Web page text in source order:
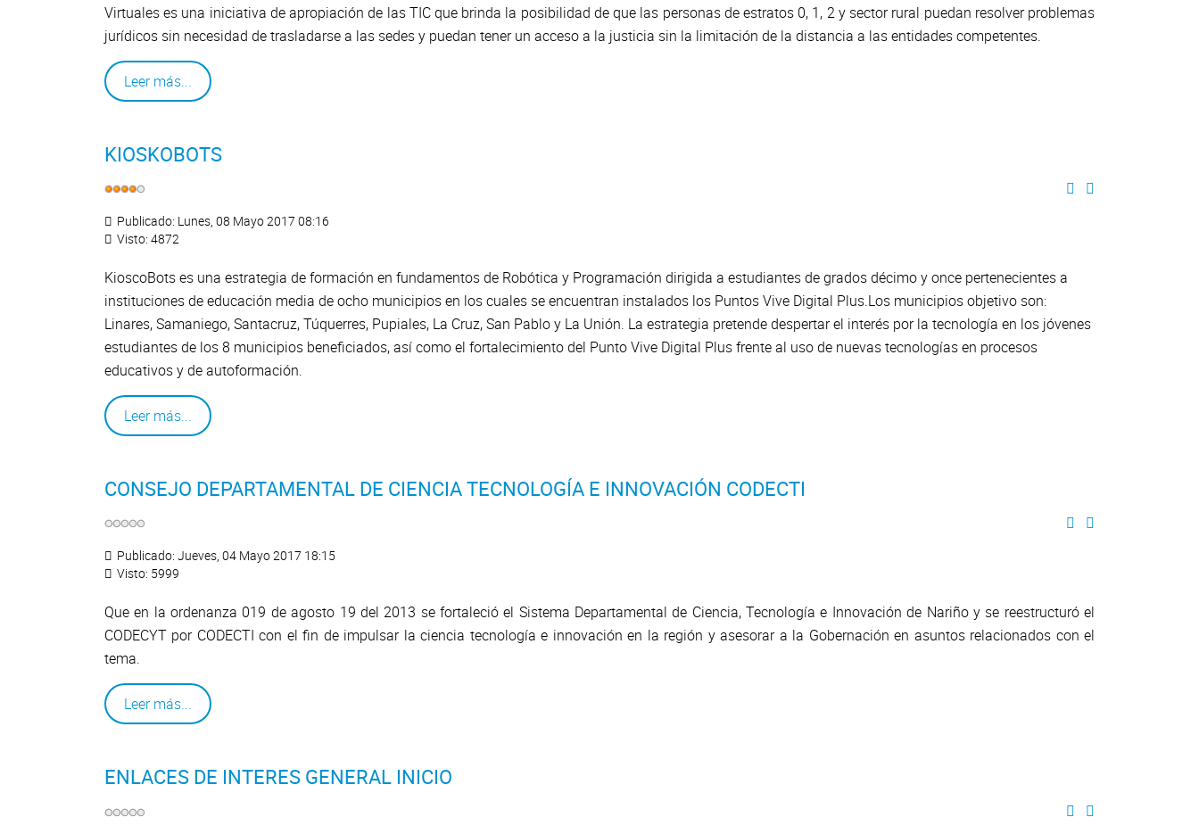
Virtuales es una iniciativa de apropiación de las TIC que brinda la posibilidad de que las personas de estratos 0, 1, 2 y sector rural puedan resolver problemas
jurídicos sin necesidad de trasladarse a las sedes y puedan tener un acceso a la justicia sin la limitación de la distancia a las entidades competentes.
Leer más...
KIOSKOBOTS
Publicado: Lunes, 08 Mayo 2017 08:16
Visto: 4872
KioscoBots es una estrategia de formación en fundamentos de Robótica y Programación dirigida a estudiantes de grados décimo y once pertenecientes a
instituciones de educación media de ocho municipios en los cuales se encuentran instalados los Puntos Vive Digital Plus.Los municipios objetivo son:
Linares, Samaniego, Santacruz, Túquerres, Pupiales, La Cruz, San Pablo y La Unión. La estrategia pretende despertar el interés por la tecnología en los jóvenes
estudiantes de los 8 municipios beneficiados, así como el fortalecimiento del Punto Vive Digital Plus frente al uso de nuevas tecnologías en procesos
educativos y de autoformación.
Leer más...
CONSEJO DEPARTAMENTAL DE CIENCIA TECNOLOGÍA E INNOVACIÓN CODECTI
Publicado: Jueves, 04 Mayo 2017 18:15
Visto: 5999
Que en la ordenanza 019 de agosto 19 del 2013 se fortaleció el Sistema Departamental de Ciencia, Tecnología e Innovación de Nariño y se reestructuró el
CODECYT por CODECTI con el fin de impulsar la ciencia tecnología e innovación en la región y asesorar a la Gobernación en asuntos relacionados con el
tema.
Leer más...
ENLACES DE INTERES GENERAL INICIO